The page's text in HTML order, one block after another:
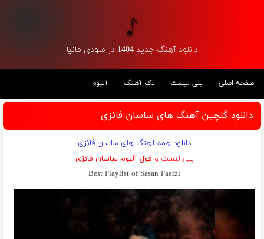
دانلود آهنگ جدید 1404 در ملودی مانیا
صفحه اصلی پلی لیست تک آهنگ آلبوم
دانلود گلچین آهنگ های ساسان فائزی
دانلود همه آهنگ های ساسان فائزی
پلی لیست و فول آلبوم ساسان فائزی
Best Playlist of Sasan Faeizi